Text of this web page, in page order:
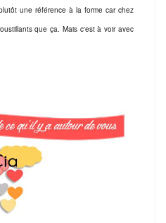
plutôt une référence à la forme car chez
que ça. Mais c'est à voir avec